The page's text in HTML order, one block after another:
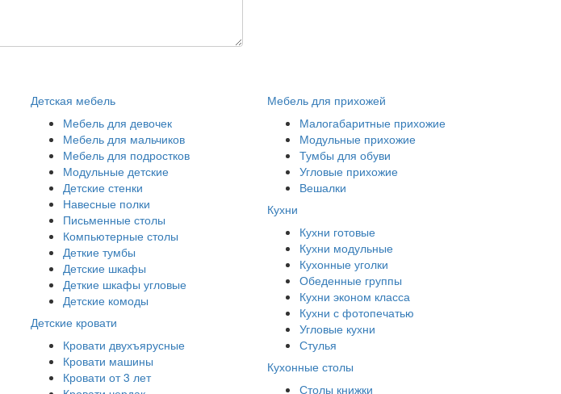
Детская мебель
Мебель для девочек
Мебель для мальчиков
Мебель для подростков
Модульные детские
Детские стенки
Навесные полки
Письменные столы
Компьютерные столы
Деткие тумбы
Детские шкафы
Деткие шкафы угловые
Детские комоды
Детские кровати
Кровати двухъярусные
Кровати машины
Кровати от 3 лет
Мебель для прихожей
Малогабаритные прихожие
Модульные прихожие
Тумбы для обуви
Угловые прихожие
Вешалки
Кухни
Кухни готовые
Кухни модульные
Кухонные уголки
Обеденные группы
Кухни эконом класса
Кухни с фотопечатью
Угловые кухни
Стулья
Кухонные столы
Столы книжки